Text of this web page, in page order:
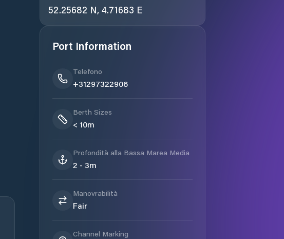
52.25682 N, 4.71683 E
Port Information
Telefono
+31297322906
Berth Sizes
< 10m
Profondità alla Bassa Marea Media
2 - 3m
Manovrabilità
Fair
Channel Marking